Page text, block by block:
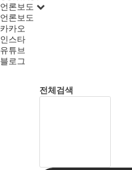
언론보도
언론보도
카카오
인스타
유튜브
블로그
전체검색